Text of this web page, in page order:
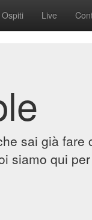
Ospiti Live
sai già fare
siamo qui